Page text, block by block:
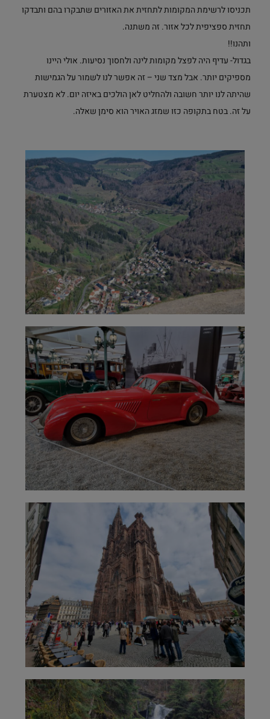
תכניסו לרשימת המקומות לתחזית את האזורים שתבקרו בהם ותבדקו
תחזית ספציפית לכל אזור. זה משתנה.
ותהנו!!
בגדול- עדיף היה לפצל מקומות לינה ולחסוך נסיעות. אולי היינו
מספיקים יותר. אבל מצד שני – זה אפשר לנו לשמור על הגמישות
שהיתה לנו יותר חשובה ולהחליט לאן הולכים באיזה יום. לא מצטערת
על זה. בטח בתקופה כזו שמזג האויר הוא סימן שאלה.